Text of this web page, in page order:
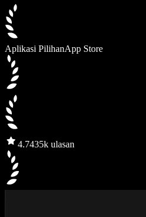
Aplikasi PilihanApp Store
4.7435k ulasan